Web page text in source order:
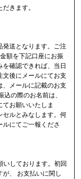
きます。
発送となります。ご注
額を下記口座にお振
確認できれば、当日
後にメールにてお支
、メールに記載のお支
の際のお名前は、
お願いいたしま
ルとみなします。何
ルにてご一報くださ
いしております。初回
、 お支払いに関し